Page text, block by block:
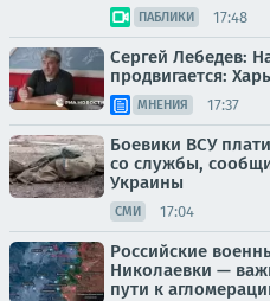
ПАБЛИКИ 17:48
Сергей Лебедев:
продвигается:
МНЕНИЯ 17:37
Боевики ВСУ
со службы,
Украины
СМИ 17:04
Российские
Николаевки —
пути к